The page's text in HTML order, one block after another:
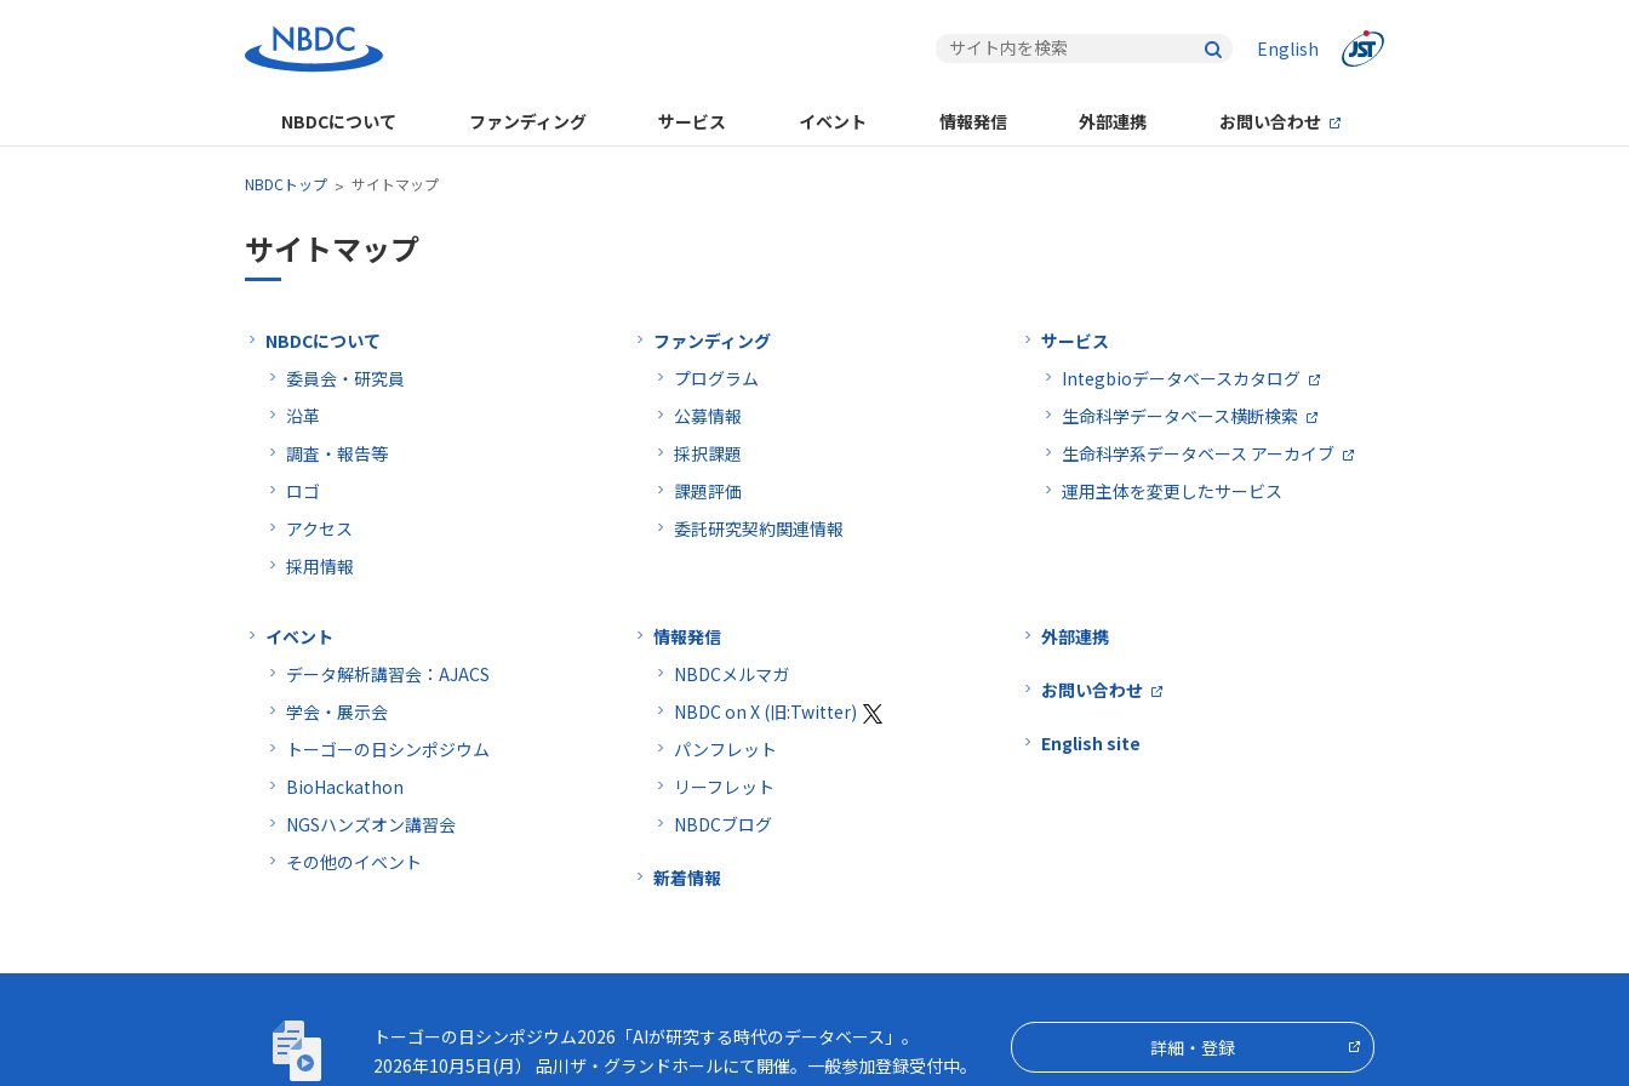
English
NBDCについて ファンディング サービス イベント 情報発信 外部連携 お問い合わせ
NBDCトップ サイトマップ
サイトマップ
NBDCについて
委員会・研究員
沿革
調査・報告等
ロゴ
アクセス
採用情報
ファンディング
プログラム
公募情報
採択課題
課題評価
委託研究契約関連情報
サービス
Integbioデータベースカタログ
生命科学データベース横断検索
生命科学系データベース アーカイブ
運用主体を変更したサービス
イベント
データ解析講習会：AJACS
学会・展示会
トーゴーの日シンポジウム
BioHackathon
NGSハンズオン講習会
その他のイベント
情報発信
NBDCメルマガ
NBDC on X (旧:Twitter)
パンフレット
リーフレット
NBDCブログ
新着情報
外部連携
お問い合わせ
English site
トーゴーの日シンポジウム2026「AIが研究する時代のデータベース」
トーゴーの日シンポジウム2026「AIが研究する時代のデータベース」。
2026年10月5日(月） 品川ザ・グランドホールにて開催。一般参加登録受付中。
詳細・登録